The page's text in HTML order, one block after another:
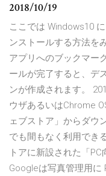
2018/10/19
ここでは Windows10
ンストールする方法を
アプリへのブックマー
ールが完了すると、デ
ンが作成されます。
ウザあるいはChrome
ェブストア」からダウ
でも間もなく利用でき
トアに新設された「
Googleは写真管理用に